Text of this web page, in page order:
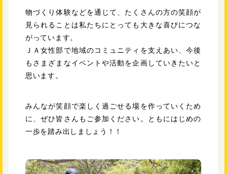
物づくり体験などを通じて、たくさんの方の笑顔が
見られることは私たちにとっても大きな喜びにつな
がっています。
ＪＡ女性部で地域のコミュニティを支えあい、今後
もさまざまなイベントや活動を企画していきたいと
思います。
みんなが笑顔で楽しく過ごせる場を作っていくため
に、ぜひ皆さんもご参加ください。ともにはじめの
一歩を踏み出しましょう！！